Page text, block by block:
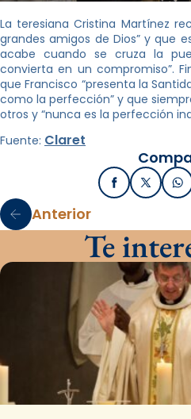
La teresiana Cristina Martínez
grandes amigos de Dios” y que
acabe cuando se cruza la
convierta en un compromiso”.
que Francisco “presenta la
como la perfección” y que
otros y “nunca es la perfección
Fuente: Claret
Facebook
X /
Anterior
Te